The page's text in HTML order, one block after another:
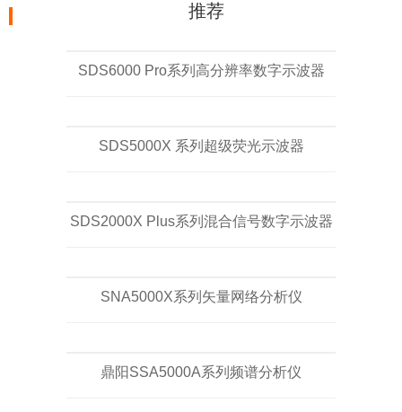
推荐
SDS6000 Pro系列高分辨率数字示波器
SDS5000X 系列超级荧光示波器
SDS2000X Plus系列混合信号数字示波器
SNA5000X系列矢量网络分析仪
鼎阳SSA5000A系列频谱分析仪